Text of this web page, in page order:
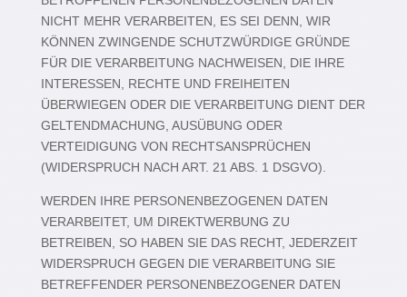
NICHT MEHR VERARBEITEN, ES SEI DENN, WIR
KÖNNEN ZWINGENDE SCHUTZWÜRDIGE GRÜNDE
FÜR DIE VERARBEITUNG NACHWEISEN, DIE IHRE
INTERESSEN, RECHTE UND FREIHEITEN
ÜBERWIEGEN ODER DIE VERARBEITUNG DIENT DER
GELTENDMACHUNG, AUSÜBUNG ODER
VERTEIDIGUNG VON RECHTSANSPRÜCHEN
(WIDERSPRUCH NACH ART. 21 ABS. 1 DSGVO).
WERDEN IHRE PERSONENBEZOGENEN DATEN
VERARBEITET, UM DIREKTWERBUNG ZU
BETREIBEN, SO HABEN SIE DAS RECHT, JEDERZEIT
WIDERSPRUCH GEGEN DIE VERARBEITUNG SIE
BETREFFENDER PERSONENBEZOGENER DATEN